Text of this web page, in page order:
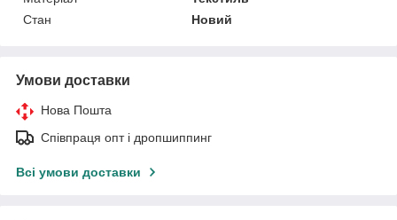
Стан
Новий
Умови доставки
Нова Пошта
Співпраця опт і дропшиппинг
Всі умови доставки